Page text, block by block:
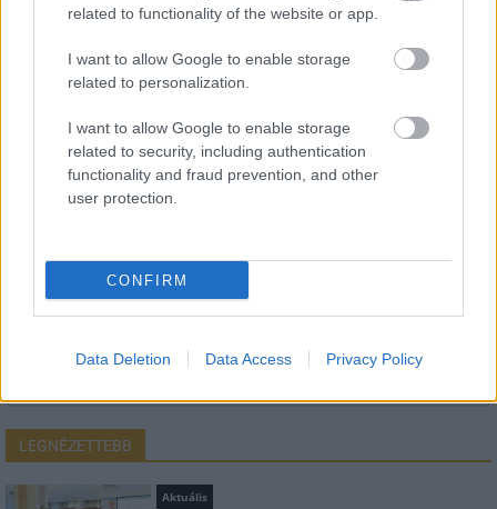
related to functionality of the website or app.
I want to allow Google to enable storage
related to personalization.
I want to allow Google to enable storage
related to security, including authentication
functionality and fraud prevention, and other
user protection.
CONFIRM
Data Deletion Data Access Privacy Policy
HÍRLEVÉL
E-mail cím
Feliratkozom a hírlevélre és elfogadom az
szabályzatot!
LEGNÉZETTEBB
Aktuális